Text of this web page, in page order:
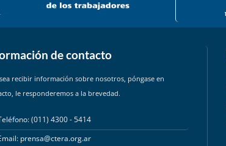
de contacto
recibir información sobre nosotros, póngase en
le responderemos a la brevedad.
(011) 4300 - 5414
prensa@ctera.org.ar